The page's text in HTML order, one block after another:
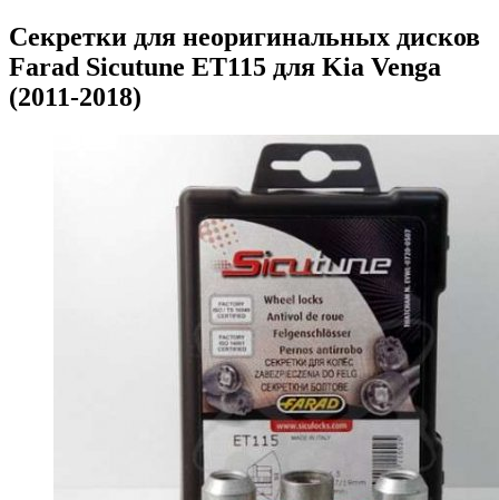
Секретки для неоригинальных дисков
Farad Sicutune ET115 для Kia Venga
(2011-2018)